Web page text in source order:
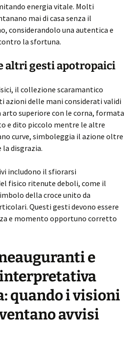
energia vitale. Molti
mai di casa senza il
considerandolo una autentica e
la sfortuna.
altri gesti apotropaici
il collezione scaramantico
azioni delle mani considerati validi
superiore con le corna, formata
e dito piccolo mentre le altre
curve, simboleggia il azione oltre
disgrazia.
includono il sfiorarsi
fisico ritenute deboli, come il
della croce unito da
Questi gesti devono essere
e momento opportuno corretto
e
quando i visioni
avvisi